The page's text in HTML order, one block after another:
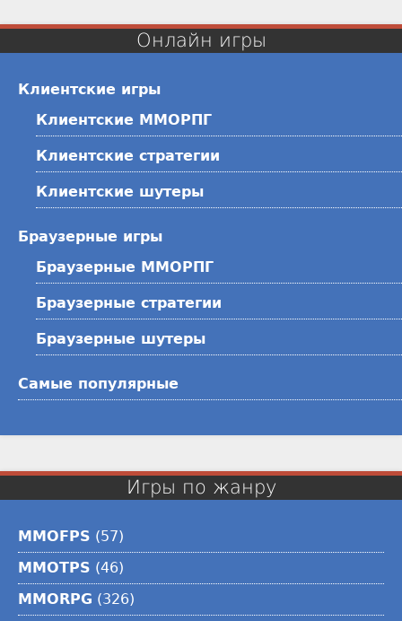
Онлайн игры
Клиентские игры
Клиентские ММОРПГ
Клиентские стратегии
Клиентские шутеры
Браузерные игры
Браузерные ММОРПГ
Браузерные стратегии
Браузерные шутеры
Самые популярные
Игры по жанру
MMOFPS (57)
MMOTPS (46)
MMORPG (326)